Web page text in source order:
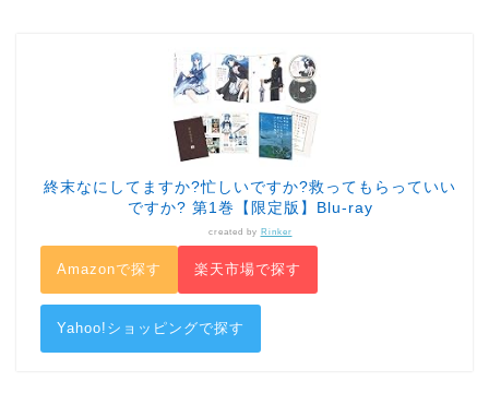
終末なにしてますか?忙しいですか?救ってもらっていい
ですか? 第1巻【限定版】Blu-ray
created by Rinker
Amazonで探す 楽天市場で探す
Yahoo!ショッピングで探す